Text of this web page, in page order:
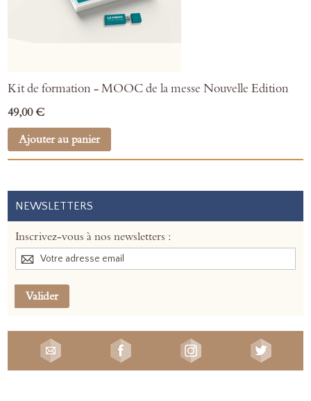
Kit de formation - MOOC de la messe Nouvelle Edition
49,00 €
Ajouter au panier
NEWSLETTERS
Inscrivez-vous à nos newsletters :
Valider